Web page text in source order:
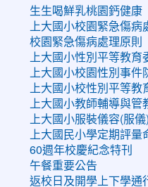
生生喝鮮乳桃園鈣健康
上大國小校園緊急傷病
校園緊急傷病處理原則
上大國小性別平等教
上大國小校園性別事件
上大國小校性別平等教
上大國小教師輔導與
上大國小服裝儀容(服
上大國民小學定期評
60週年校慶紀念特刊
午餐重要公告
返校日及開學上下學通